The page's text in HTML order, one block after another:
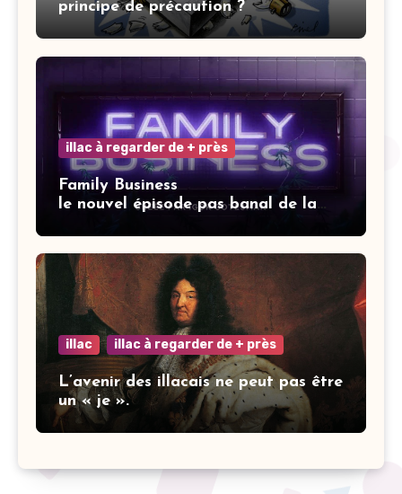
principe de précaution ?
illac à regarder de + près
Family Business
le nouvel épisode pas banal de la
illac illac à regarder de + près
L’avenir des illacais ne peut pas être
un « je ».